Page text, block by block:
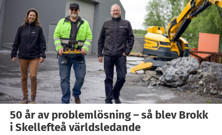
50 år av problemlösning – så blev Brokk
i Skellefteå världsledande